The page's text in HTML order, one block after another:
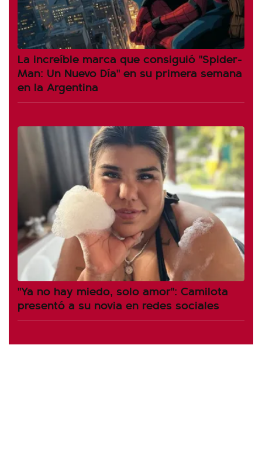
La increíble marca que consiguió "Spider-
Man: Un Nuevo Día" en su primera semana
en la Argentina
"Ya no hay miedo, solo amor": Camilota
presentó a su novia en redes sociales